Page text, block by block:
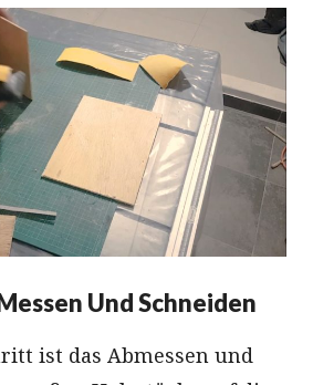
Und Schneiden
ist das Abmessen und